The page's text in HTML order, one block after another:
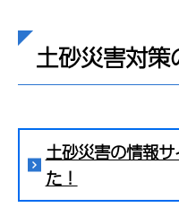
土砂災害対策
土砂災害の情報
た！